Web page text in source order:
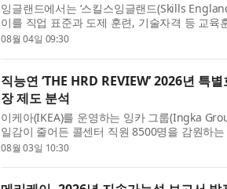
잉글랜드에서는 ‘스킬스잉글랜드(Skills
이를 직업 표준과 도제 훈련, 기술자격 등 교육
화하고 있다. 인공지능(AI)과 신기술의 확산으로
08월 04일 09:30
직능연 ‘THE HRD REVIEW’ 2026년
장 제도 분석
이케아(IKEA)를 운영하는 잉카 그룹(Ingka
일감이 줄어든 콜센터 직원 8500명을 감원하
저(advisor)’로 재훈련하고 신규 서비스를 개시
08월 03일 10:30